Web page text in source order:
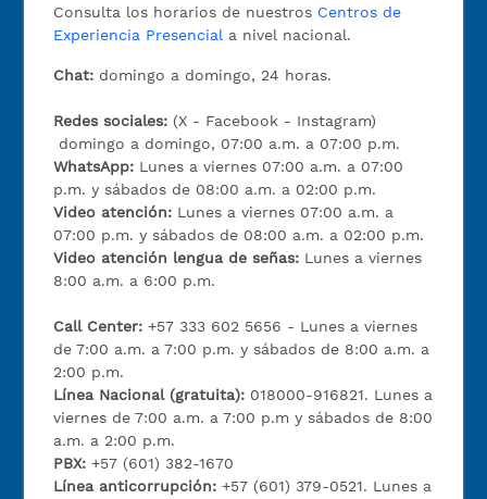
Consulta los horarios de nuestros Centros de
Experiencia Presencial a nivel nacional.
Chat: domingo a domingo, 24 horas.
Redes sociales: (X - Facebook - Instagram)
domingo a domingo, 07:00 a.m. a 07:00 p.m.
WhatsApp: Lunes a viernes 07:00 a.m. a 07:00
p.m. y sábados de 08:00 a.m. a 02:00 p.m.
Video atención: Lunes a viernes 07:00 a.m. a
07:00 p.m. y sábados de 08:00 a.m. a 02:00 p.m.
Video atención lengua de señas: Lunes a viernes
8:00 a.m. a 6:00 p.m.
Call Center:+57 333 602 5656 - Lunes a viernes
de 7:00 a.m. a 7:00 p.m. y sábados de 8:00 a.m. a
2:00 p.m.
Línea Nacional (gratuita): 018000-916821. Lunes a
viernes de 7:00 a.m. a 7:00 p.m y sábados de 8:00
a.m. a 2:00 p.m.
PBX:+57 (601) 382-1670
Línea anticorrupción:+57 (601) 379-0521. Lunes a